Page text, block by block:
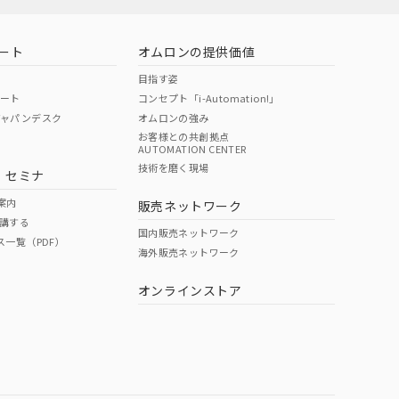
ト
ト
パンデスク
セミナ
内
する
覧（PDF）
オムロンの提供価値
目指す姿
コンセプト「i-Automation!」
オムロンの強み
お客様との共創拠点
AUTOMATION CENTER
技術を磨く現場
販売ネットワーク
国内販売ネットワーク
海外販売ネットワーク
オンラインストア